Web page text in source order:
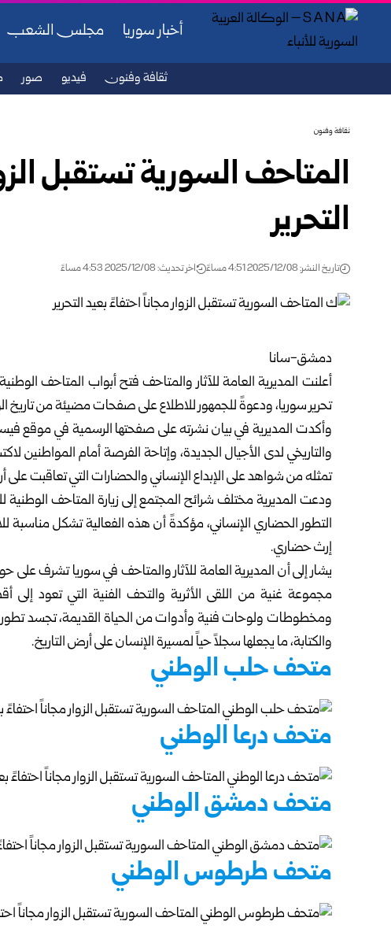
أخبار سوريا مجلس الشعب
ثقافة وفنون فيديو صور
ثقافة وفنون
المتاحف السورية تستقبل
التحرير
تاريخ النشر: 2025/12/08 4:51 مساءً اخر تحديث: 2025/12/08 4:53 مساءً
دمشق-سانا
أعلنت المديرية العامة للآثار والمتاحف فتح أبواب المتاحف
تحرير سوريا، ودعوةً للجمهور للاطلاع على صفحات مضيئة من تاريخ
وأكدت المديرية في بيان نشرته على صفحتها الرسمية في موقع
والتاريخي لدى الأجيال الجديدة، وإتاحة الفرصة أمام المواطنين
تمثله من شواهد على الإبداع الإنساني والحضارات التي تعاقبت
ودعت المديرية مختلف شرائح المجتمع إلى زيارة المتاحف الوطنية
التطور الحضاري الإنساني، مؤكدةً أن هذه الفعالية تشكل مناسبة
إرث حضاري.
مجموعة غنية من اللقى الأثرية والتحف الفنية التي تعود إلى
ومخطوطات ولوحات فنية وأدوات من الحياة القديمة، تجسد تطور
والكتابة، ما يجعلها سجلاً حياً لمسيرة الإنسان على أرض التاريخ.
متحف حلب الوطني
متحف درعا الوطني
متحف دمشق الوطني
متحف طرطوس الوطني